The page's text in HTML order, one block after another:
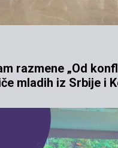
razmene „Od
mladih iz Srbije i